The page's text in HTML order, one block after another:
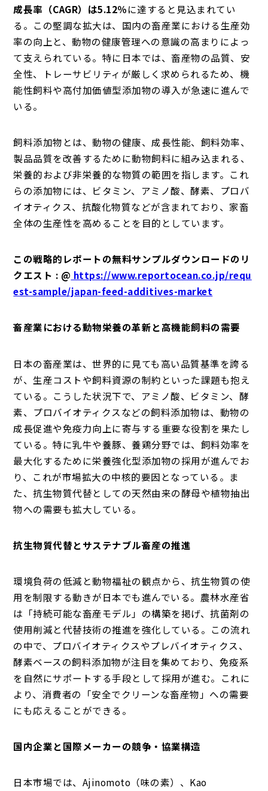
成長率（CAGR）は5.12％に達すると見込まれてい
る。この堅調な拡大は、国内の畜産業における生産効
率の向上と、動物の健康管理への意識の高まりによっ
て支えられている。特に日本では、畜産物の品質、安
全性、トレーサビリティが厳しく求められるため、機
能性飼料や高付加価値型添加物の導入が急速に進んで
いる。
飼料添加物とは、動物の健康、成長性能、飼料効率、
製品品質を改善するために動物飼料に組み込まれる、
栄養的および非栄養的な物質の範囲を指します。これ
らの添加物には、ビタミン、アミノ酸、酵素、プロバ
イオティクス、抗酸化物質などが含まれており、家畜
全体の生産性を高めることを目的としています。
この戦略的レポートの無料サンプルダウンロードのリ
クエスト : @ https://www.reportocean.co.jp/requ
est-sample/japan-feed-additives-market
畜産業における動物栄養の革新と高機能飼料の需要
日本の畜産業は、世界的に見ても高い品質基準を誇る
が、生産コストや飼料資源の制約といった課題も抱え
ている。こうした状況下で、アミノ酸、ビタミン、酵
素、プロバイオティクスなどの飼料添加物は、動物の
成長促進や免疫力向上に寄与する重要な役割を果たし
ている。特に乳牛や養豚、養鶏分野では、飼料効率を
最大化するために栄養強化型添加物の採用が進んでお
り、これが市場拡大の中核的要因となっている。ま
た、抗生物質代替としての天然由来の酵母や植物抽出
物への需要も拡大している。
抗生物質代替とサステナブル畜産の推進
環境負荷の低減と動物福祉の観点から、抗生物質の使
用を制限する動きが日本でも進んでいる。農林水産省
は「持続可能な畜産モデル」の構築を掲げ、抗菌剤の
使用削減と代替技術の推進を強化している。この流れ
の中で、プロバイオティクスやプレバイオティクス、
酵素ベースの飼料添加物が注目を集めており、免疫系
を自然にサポートする手段として採用が進む。これに
より、消費者の「安全でクリーンな畜産物」への需要
にも応えることができる。
国内企業と国際メーカーの競争・協業構造
日本市場では、Ajinomoto（味の素）、Kao